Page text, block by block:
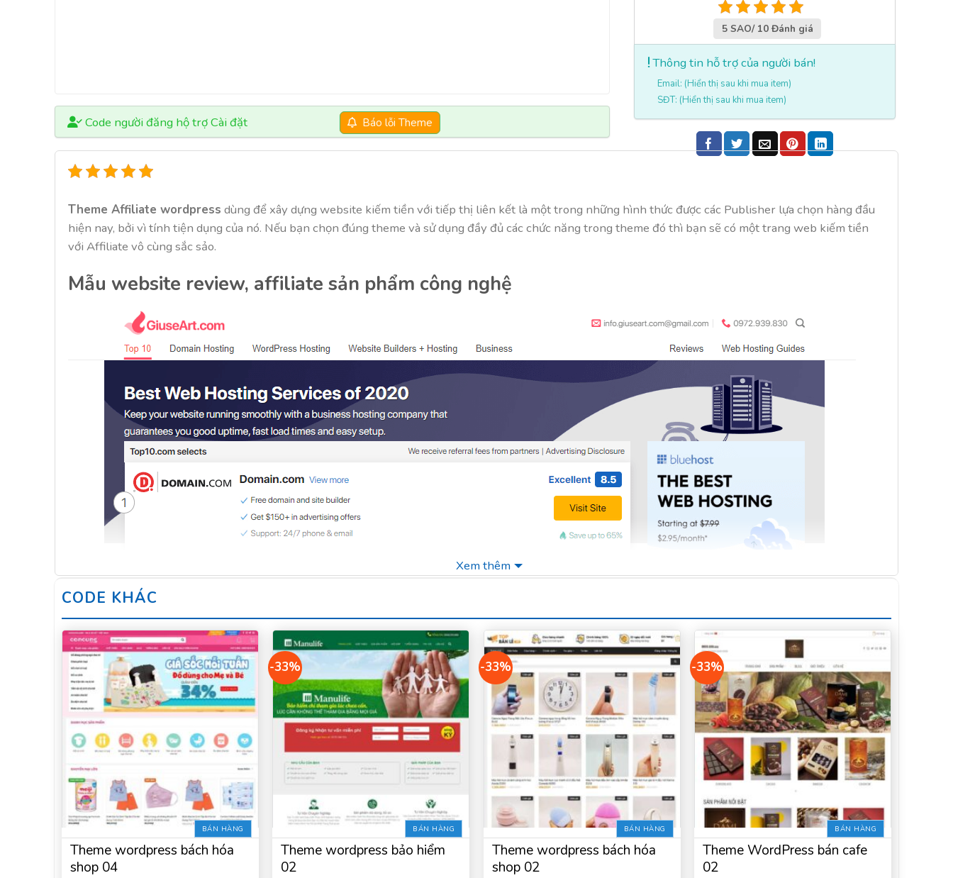
Code người đăng hộ trợ Cài đặt Báo lỗi Theme
5 SAO/ 10 Đánh giá
Thông tin hỗ trợ của người bán!
Email: (Hiển thị sau khi mua item)
SĐT: (Hiển thị sau khi mua item)
Theme Affiliate wordpress dùng để xây dựng website kiếm tiền với tiếp thị liên kết là một trong những hình thức được các Publisher lựa chọn hàng đầu
hiện nay, bởi vì tính tiện dụng của nó. Nếu bạn chọn đúng theme và sử dụng đầy đủ các chức năng trong theme đó thì bạn sẽ có một trang web kiếm tiền
với Affiliate vô cùng sắc sảo.
Mẫu website review, affiliate sản phẩm công nghệ
Xem thêm
CODE KHÁC
BÁN HÀNG
Theme wordpress bách hóa
shop 04
-33%
BÁN HÀNG
Theme wordpress bảo hiểm
02
-33%
BÁN HÀNG
Theme wordpress bách hóa
shop 02
-33%
BÁN HÀNG
Theme WordPress bán cafe
02